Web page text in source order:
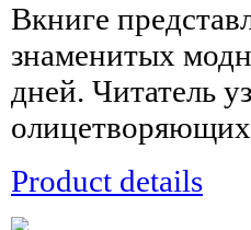
Вкниге
знаменитых
дней. Читатель
Product details